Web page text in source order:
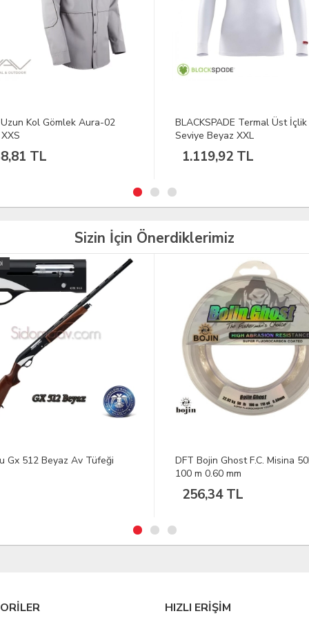
Termal Üst İçlik 2.
Beyaz XXL
TL
VAV Poltac-03 Polar Mont
Koyu Gri M
4.198,60 TL
Sizin İçin Önerdiklerimiz
Ghost F.C. Misina 50Lb
Ranger Bullpup 20 Kalibre
Av Tüfeği
HIZLI ERİŞİM